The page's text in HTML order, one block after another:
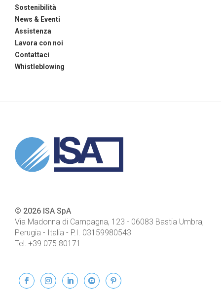
Sostenibilità
News & Eventi
Assistenza
Lavora con noi
Contattaci
Whistleblowing
© 2026 ISA SpA
Via Madonna di Campagna, 123 - 06083 Bastia Umbra,
Perugia - Italia - P.I. 03159980543
Tel: +39 075 80171